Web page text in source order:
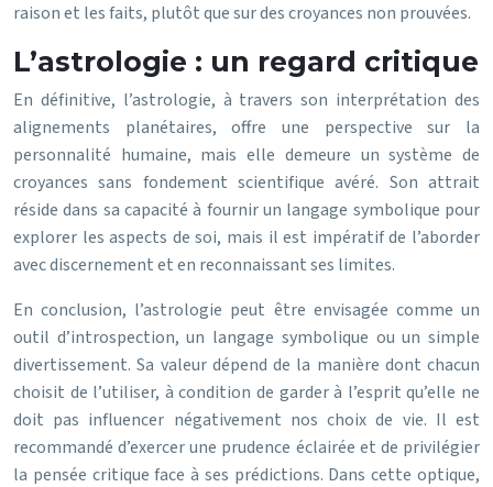
raison et les faits, plutôt que sur des croyances non prouvées.
L’astrologie : un regard critique
En définitive, l’astrologie, à travers son interprétation des
alignements planétaires, offre une perspective sur la
personnalité humaine, mais elle demeure un système de
croyances sans fondement scientifique avéré. Son attrait
réside dans sa capacité à fournir un langage symbolique pour
explorer les aspects de soi, mais il est impératif de l’aborder
avec discernement et en reconnaissant ses limites.
En conclusion, l’astrologie peut être envisagée comme un
outil d’introspection, un langage symbolique ou un simple
divertissement. Sa valeur dépend de la manière dont chacun
choisit de l’utiliser, à condition de garder à l’esprit qu’elle ne
doit pas influencer négativement nos choix de vie. Il est
recommandé d’exercer une prudence éclairée et de privilégier
la pensée critique face à ses prédictions. Dans cette optique,